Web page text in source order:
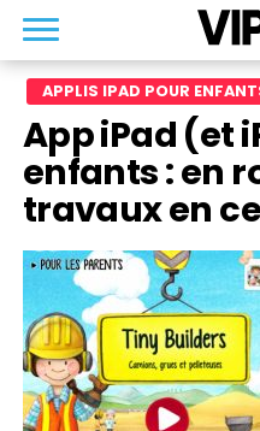
APPLIS IPAD POUR
App iPad (et
enfants : en
travaux en